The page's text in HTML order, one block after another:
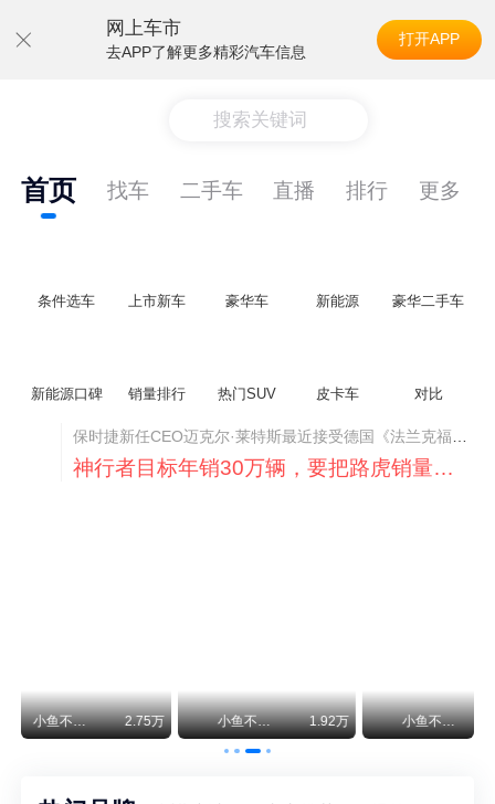
网上车市
去APP了解更多精彩汽车信息
打开APP
搜索关键词
首页 找车 二手车 直播 排行 更多
条件选车 上市新车 豪华车 新能源 豪华二手车
新能源口碑 销量排行 热门SUV 皮卡车 对比
神行者目标年销30万辆，要把路虎销量翻倍
路虎品牌全球一年卖多少？大约38万辆。也就是说，这个刚复活的新能源品牌，目标是干到路虎全球销量的八成。如果真能跑到30万辆，两者加起来就是68万辆——比现在路虎单独的数字，翻了接近一倍！说“再造一个路虎”，真不夸张。
小鱼不刹车 1.92万 小鱼不刹车 1.58万 安定洞察